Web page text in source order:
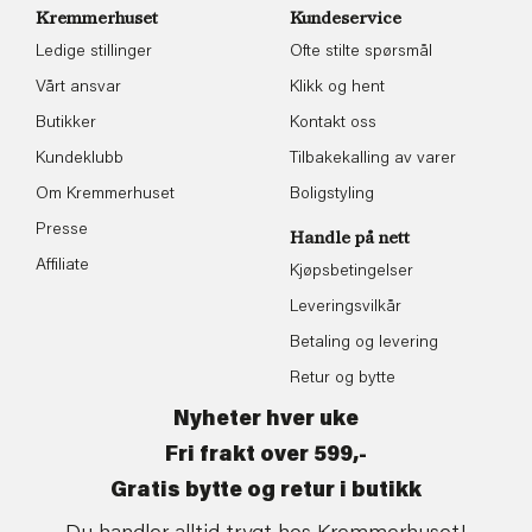
Kremmerhuset
Ledige stillinger
Vårt ansvar
Butikker
Kundeklubb
Om Kremmerhuset
Presse
Affiliate
Kundeservice
Ofte stilte spørsmål
Klikk og hent
Kontakt oss
Tilbakekalling av varer
Boligstyling
Handle på nett
Kjøpsbetingelser
Leveringsvilkår
Betaling og levering
Retur og bytte
Nyheter hver uke
Fri frakt over 599,-
Gratis bytte og retur i butikk